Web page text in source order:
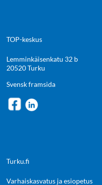
TOP-keskus
Lemminkäisenkatu 32 b
20520 Turku
Svensk framsida
Turku.fi
Varhaiskasvatus ja esiopetus